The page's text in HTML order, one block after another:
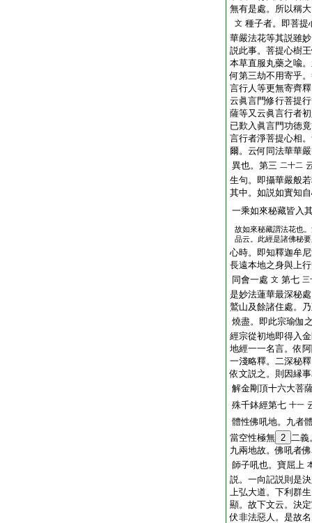
無有是處。所以稱
文 種子者。即菩提
華嚴法花等其説雖
説此事。菩提心樹
本草直服丸藥之喩
何第三劫不用寄乎
言行人等更無寄齊
云眞言門修行菩提
薩等又云眞言行者
已歎入眞言門功徳
言行者淨菩提心相
爾。云何同法華華
異也。第三 二十二
生句。即攝華嚴般
其中。如説如實知
一乘如來秘藏皆入
故如來秘藏謂法花也
品云。此經是諸佛秘
心時。即知釋迦牟
長遠本地之身與上
同會一處 文 第七 三
是妙法蓮華最深秘
鷲山及餘諸住處。
燒盡。即此宗瑜伽
經宗從初地即得入
地經一一名言。依
一淺略釋。二深秘
依文説之。則因縁
解金剛頂十六大菩
殊千鉢經第七 十一
體性佛吼地。九者
當空性極無 2 二義
九兩地故。佛吼者
師子吼也。寶屈上
説。一向記説則是
上弘大道。下利群
顯。故下文云。決
伏非法惡人。是故